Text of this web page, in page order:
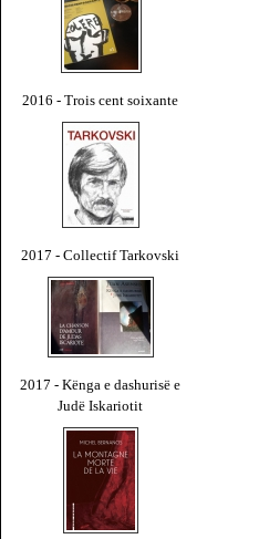
2016 - Trois cent soixante
2017 - Collectif Tarkovski
2017 - Kënga e dashurisë e
Judë Iskariotit